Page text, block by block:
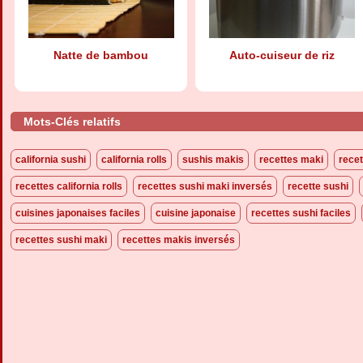
Natte de bambou Auto-cuiseur de riz
Mots-Clés relatifs
california sushi california rolls sushis makis recettes maki
recettes california rolls recettes sushi maki inversés recette sushi
cuisines japonaises faciles cuisine japonaise recettes sushi faciles
recettes sushi maki recettes makis inversés